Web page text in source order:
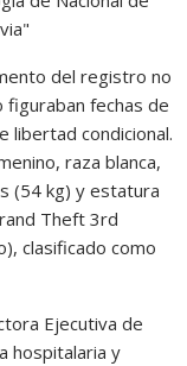
del registro no
fechas de
libertad condicional.
raza blanca,
(54 kg) y estatura
Theft 3rd
clasificado como
Ejecutiva de
hospitalaria y